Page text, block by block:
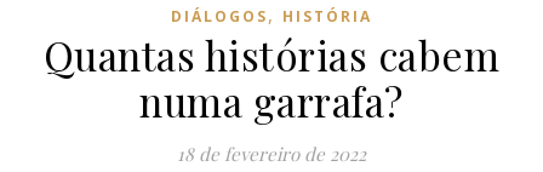
DIÁLOGOS, HISTÓRIA
Quantas histórias cabem
numa garrafa?
18 de fevereiro de 2022